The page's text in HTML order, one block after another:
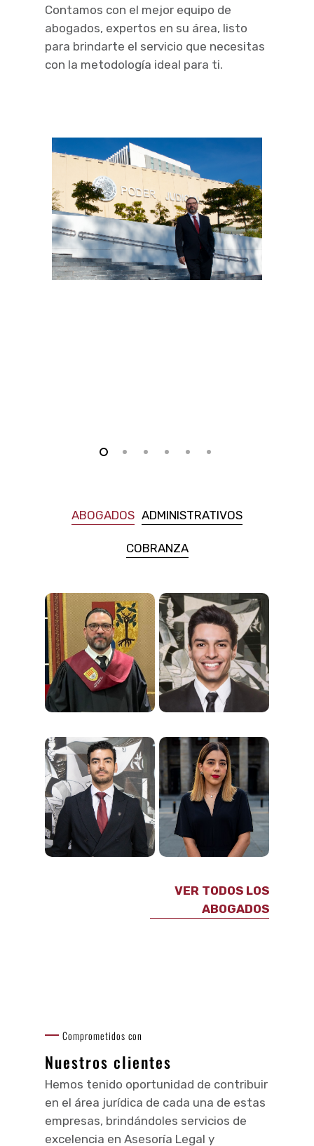
Contamos con el mejor equipo de
abogados, expertos en su área, listo
para brindarte el servicio que necesitas
con la metodología ideal para ti.
ABOGADOS ADMINISTRATIVOS
COBRANZA
VER TODOS LOS
ABOGADOS
Comprometidos con
Nuestros clientes
Hemos tenido oportunidad de contribuir
en el área jurídica de cada una de estas
empresas, brindándoles servicios de
excelencia en Asesoría Legal y